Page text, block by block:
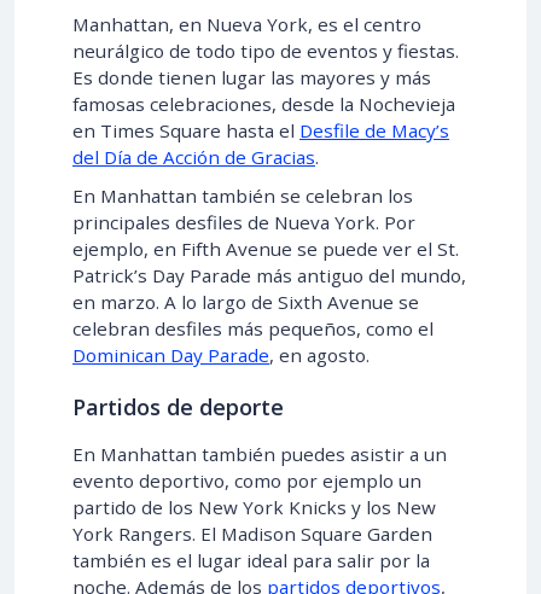
Manhattan, en Nueva York, es el centro
neurálgico de todo tipo de eventos y fiestas.
Es donde tienen lugar las mayores y más
famosas celebraciones, desde la Nochevieja
en Times Square hasta el Desfile de Macy’s
del Día de Acción de Gracias.
En Manhattan también se celebran los
principales desfiles de Nueva York. Por
ejemplo, en Fifth Avenue se puede ver el St.
Patrick’s Day Parade más antiguo del mundo,
en marzo. A lo largo de Sixth Avenue se
celebran desfiles más pequeños, como el
Dominican Day Parade, en agosto.
Partidos de deporte
En Manhattan también puedes asistir a un
evento deportivo, como por ejemplo un
partido de los New York Knicks y los New
York Rangers. El Madison Square Garden
también es el lugar ideal para salir por la
noche. Además de los partidos deportivos,